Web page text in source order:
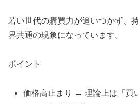
若い世代の購買力が追いつかず、
界共通の現象になっています。
ポイント
価格高止まり → 理論上は「買